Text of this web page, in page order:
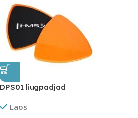
DPS01 liugpadjad
Laos